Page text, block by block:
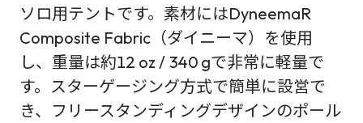
ソロ用テントです。素材にはDyneemaR
Composite Fabric（ダイニーマ）を使用
し、重量は約12 oz / 340 gで非常に軽量で
す。スターゲージング方式で簡単に設営で
き、フリースタンディングデザインのポール